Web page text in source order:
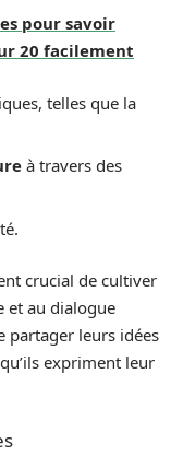
pour savoir
20 facilement
telles que la
à travers des
crucial de cultiver
et au dialogue
partager leurs idées
expriment leur